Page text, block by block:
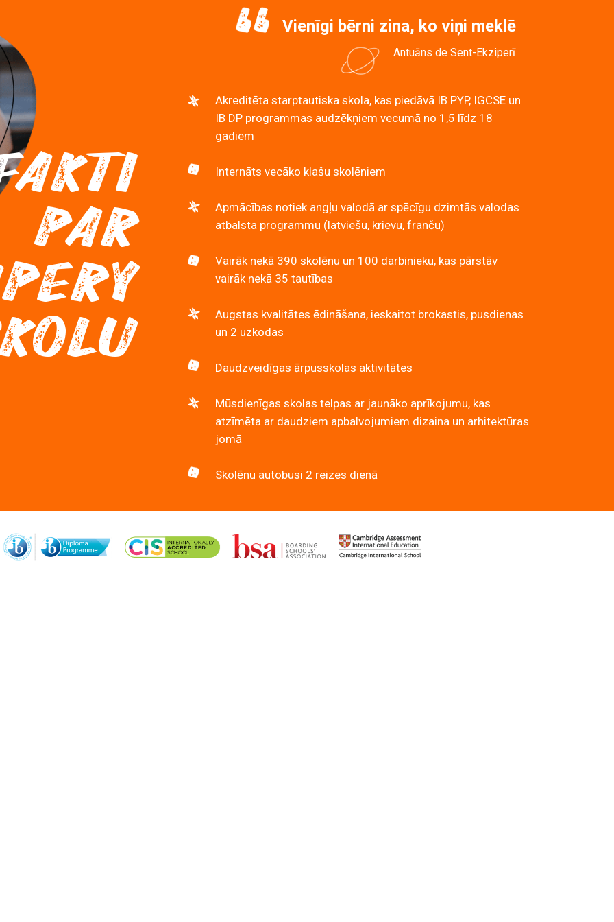
PAR
Antuāns de Sent-Ekziperī
Vienīgi bērni zina, ko viņi meklē
Akreditēta starptautiska skola, kas piedāvā IB PYP, IGCSE un
IB DP programmas audzēkņiem vecumā no 1,5 līdz 18
gadiem
Internāts vecāko klašu skolēniem
Apmācības notiek angļu valodā ar spēcīgu dzimtās valodas
atbalsta programmu (latviešu, krievu, franču)
Vairāk nekā 390 skolēnu un 100 darbinieku, kas pārstāv
vairāk nekā 35 tautības
Augstas kvalitātes ēdināšana, ieskaitot brokastis, pusdienas
un 2 uzkodas
Daudzveidīgas ārpusskolas aktivitātes
Mūsdienīgas skolas telpas ar jaunāko aprīkojumu, kas
atzīmēta ar daudziem apbalvojumiem dizaina un arhitektūras
jomā
Skolēnu autobusi 2 reizes dienā